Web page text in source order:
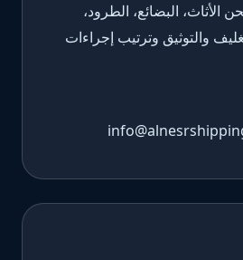
البضائع، الطرود،
والتوثيق وترتيب إجراءات